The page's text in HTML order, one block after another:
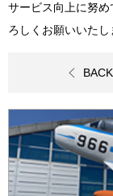
サービス向上に努
ろしくお願いいたし
BACK